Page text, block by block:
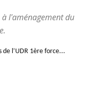
à l'aménagement du
de l’UDR 1ère force...